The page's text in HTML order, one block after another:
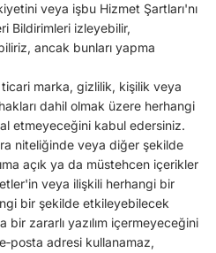
veya işbu Hizmet Şartları'nı
Bildirimleri izleyebilir,
ancak bunları yapma
marka, gizlilik, kişilik veya
dahil olmak üzere herhangi
etmeyeceğini kabul edersiniz.
niteliğinde veya diğer şekilde
açık ya da müstehcen içerikler
veya ilişkili herhangi bir
bir şekilde etkileyebilecek
zararlı yazılım içermeyeceğini
adresi kullanamaz,